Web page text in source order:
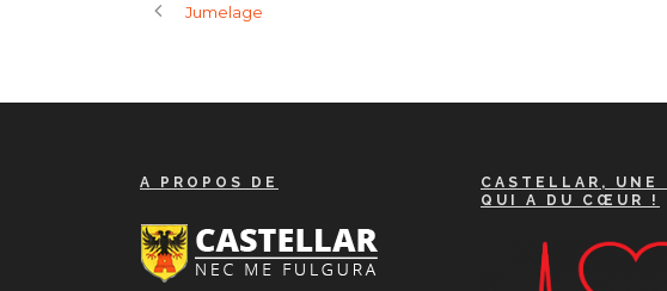
Jumelage
A PROPOS DE
CASTELLAR, UNE
QUI A DU CŒUR !